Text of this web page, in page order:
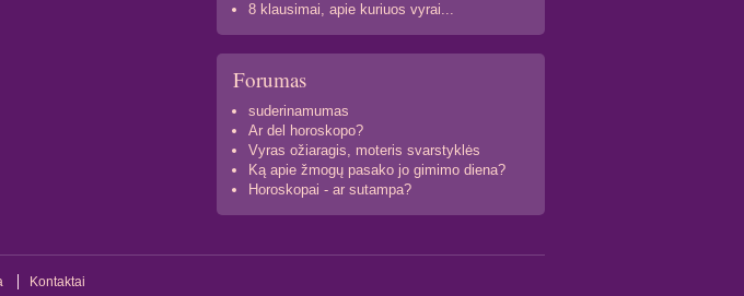
8 klausimai, apie kuriuos vyrai...
Forumas
suderinamumas
Ar del horoskopo?
Vyras ožiaragis, moteris svarstyklės
Ką apie žmogų pasako jo gimimo diena?
Horoskopai - ar sutampa?
Kontaktai